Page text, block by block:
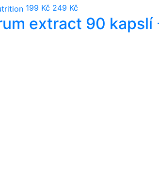
199 Kč 249 Kč
extract 90